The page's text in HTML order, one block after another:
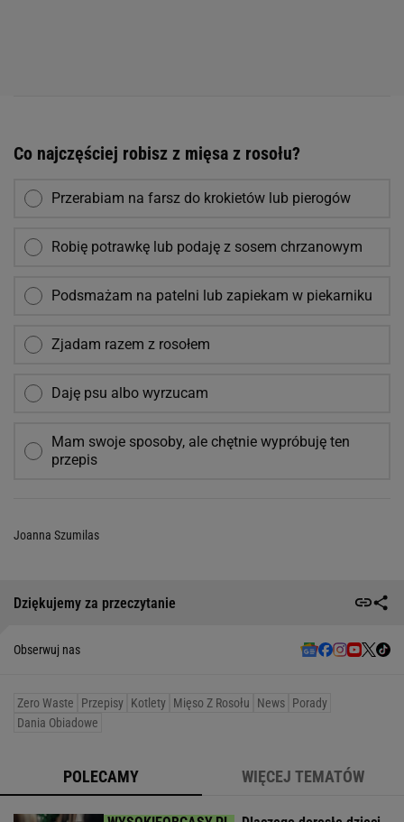
Co najczęściej robisz z mięsa z rosołu?
Przerabiam na farsz do krokietów lub pierogów
Robię potrawkę lub podaję z sosem chrzanowym
Podsmażam na patelni lub zapiekam w piekarniku
Zjadam razem z rosołem
Daję psu albo wyrzucam
Mam swoje sposoby, ale chętnie wypróbuję ten
przepis
Joanna Szumilas
Dziękujemy za przeczytanie
Obserwuj nas
Zero Waste Przepisy Kotlety Mięso Z Rosołu News Porady
Dania Obiadowe
POLECAMY WIĘCEJ TEMATÓW